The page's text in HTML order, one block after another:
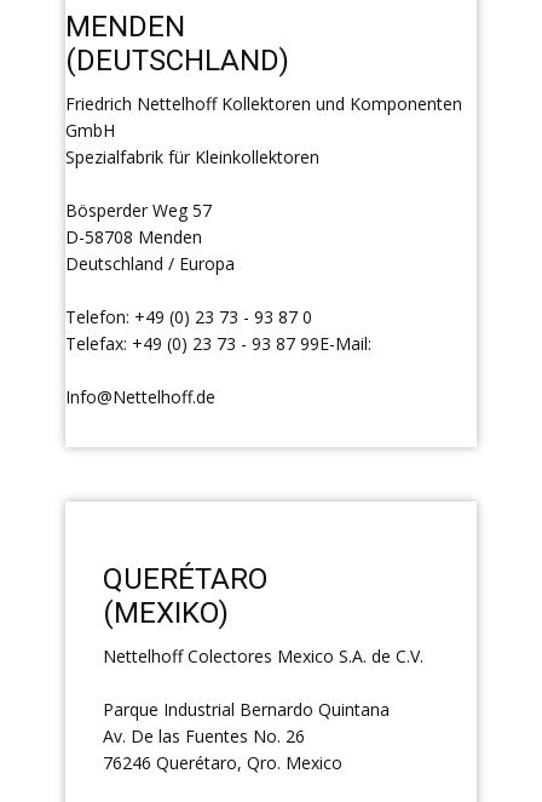
MENDEN
(DEUTSCHLAND)
Friedrich Nettelhoff Kollektoren und Komponenten
GmbH
Spezialfabrik für Kleinkollektoren
Bösperder Weg 57
D-58708 Menden
Deutschland / Europa
Telefon: +49 (0) 23 73 - 93 87 0
Telefax: +49 (0) 23 73 - 93 87 99E-Mail:
Info@Nettelhoff.de
QUERÉTARO
(MEXIKO)
Nettelhoff Colectores Mexico S.A. de C.V.
Parque Industrial Bernardo Quintana
Av. De las Fuentes No. 26
76246 Querétaro, Qro. Mexico